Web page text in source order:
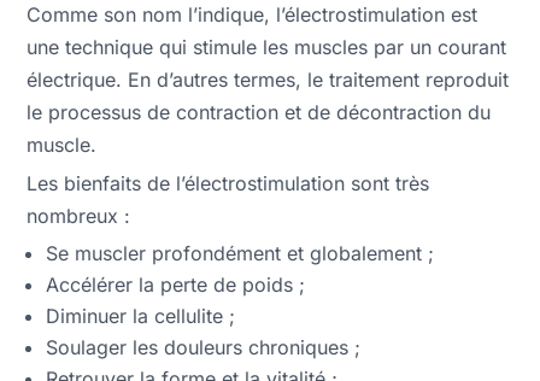
Comme son nom l’indique, l’électrostimulation est
une technique qui stimule les muscles par un courant
électrique. En d’autres termes, le traitement reproduit
le processus de contraction et de décontraction du
muscle.
Les bienfaits de l’électrostimulation sont très
nombreux :
Se muscler profondément et globalement ;
Accélérer la perte de poids ;
Diminuer la cellulite ;
Soulager les douleurs chroniques ;